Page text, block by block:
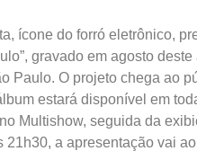
ícone do forró eletrônico,
gravado em agosto
Paulo. O projeto chega ao
estará disponível em
Multishow, seguida da
21h30, a apresentação vai